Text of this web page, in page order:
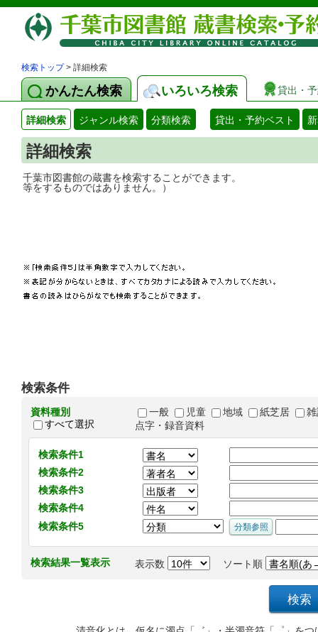
検索トップ> 詳細検索
かんたん検索 いろいろ検索 貸出・
詳細検索 ジャンル検索 分類検索 貸出・予約ベスト
詳細検索
千葉市図書館の蔵書を検索することがで
等をするものではありません。）
検索条件
資料種別
すべて選択
一般 児童 地域 紙芝居
点字・録音資料
検索条件1
検索条件2
検索条件3
検索条件4
検索条件5
検索結果一覧表示 表示数 ソート順